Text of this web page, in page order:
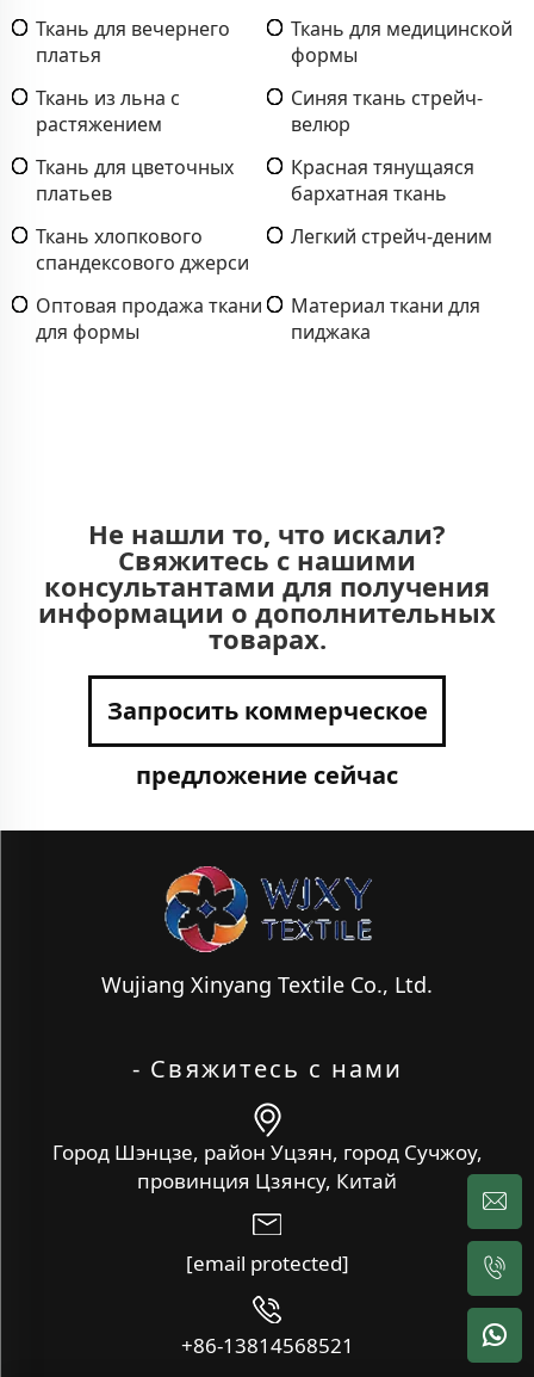
Ткань для вечернего
платья
Ткань для медицинской
формы
Ткань из льна с
растяжением
Синяя ткань стрейч-
велюр
Ткань для цветочных
платьев
Красная тянущаяся
бархатная ткань
Ткань хлопкового
спандексового джерси
Легкий стрейч-деним
Оптовая продажа ткани
для формы
Материал ткани для
пиджака
Не нашли то, что искали?
Свяжитесь с нашими
консультантами для получения
информации о дополнительных
товарах.
Запросить коммерческое
предложение сейчас
Wujiang Xinyang Textile Co., Ltd.
- Свяжитесь с нами
Город Шэнцзе, район Уцзян, город Сучжоу,
провинция Цзянсу, Китай
[email protected]
+86-13814568521